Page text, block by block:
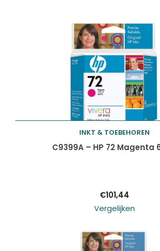
Toevoegen aan
INKT & TOEBEHOREN
C9399A – HP 72 Magenta
€101,44
Vergelijken
zoeken ZOEKEN